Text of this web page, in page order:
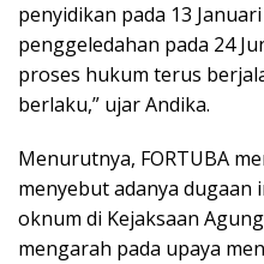
penyidikan pada 13
penggeledahan pada 24
proses hukum terus
berlaku,” ujar Andika.
Menurutnya, FORTUBA
menyebut adanya
oknum di Kejaksaan
mengarah pada upaya